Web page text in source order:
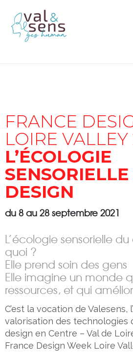
FRANCE
LOIRE VALLEY
L’ÉCOLOGIE
DESIGN
du 8 au 28 septembre 2021
L’écologie sensorielle
quoi ?
Elle prend soin des gens
Elle imagine un monde
ressources, et qui
C’est la vocation de Valesens,
valorisation des technologies
design en Centre – Val de
France Design Week Loire